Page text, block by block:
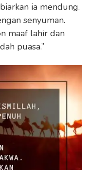
ia mendung.
senyuman.
maaf lahir dan
puasa.”